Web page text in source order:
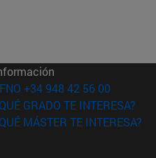
ventana)
+34 948 42 56 00
GRADO TE INTERESA?
MÁSTER TE INTERESA?